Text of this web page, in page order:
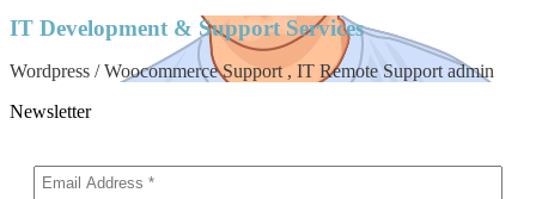
IT Development & Support Services
Wordpress / Woocommerce Support , IT Remote Support admin
Newsletter